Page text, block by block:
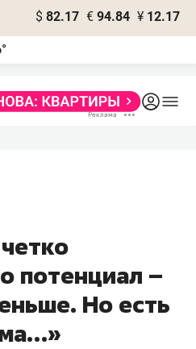
$ 82.17 € 94.84 ¥ 12.17
потенциал –
Но есть